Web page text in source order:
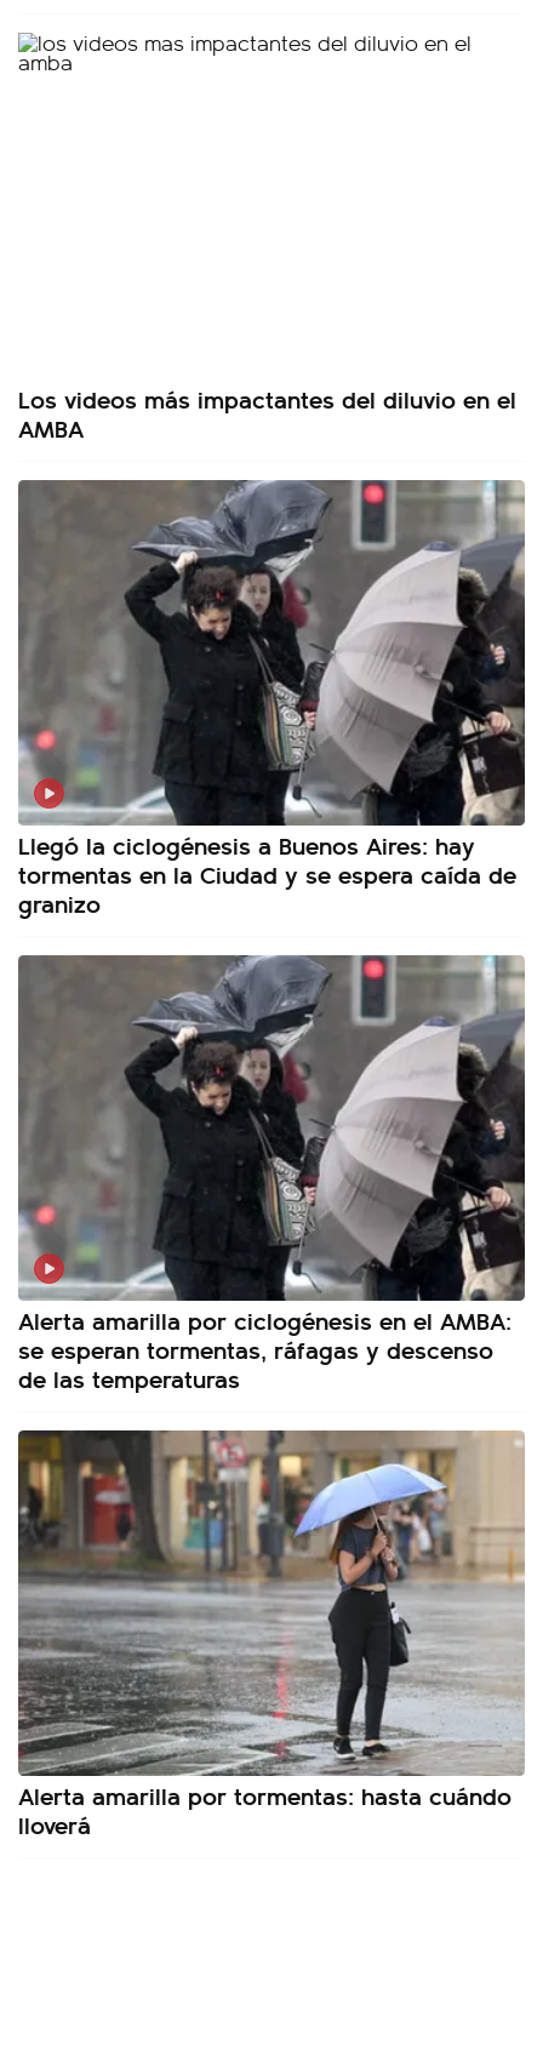
Los videos más impactantes del diluvio en el
AMBA
Llegó la ciclogénesis a Buenos Aires: hay
tormentas en la Ciudad y se espera caída de
granizo
Alerta amarilla por ciclogénesis en el AMBA:
se esperan tormentas, ráfagas y descenso
de las temperaturas
Alerta amarilla por tormentas: hasta cuándo
lloverá